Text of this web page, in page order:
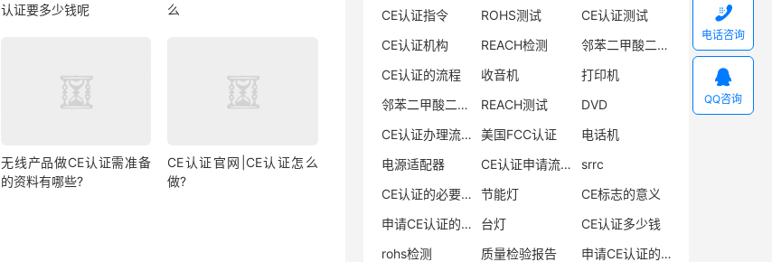
认证要多少钱呢
么
无线产品做CE认证需准备
的资料有哪些?
CE认证官网|CE认证怎么
做?
CE认证指令
ROHS测试
CE认证测试
CE认证机构
REACH检测
邻苯二甲酸二异丁酯
CE认证的流程
收音机
打印机
邻苯二甲酸二丁酯
REACH测试
DVD
CE认证办理流程
美国FCC认证
电话机
电源适配器
CE认证申请流程
srrc
CE认证的必要性
节能灯
CE标志的意义
申请CE认证的必要性
台灯
CE认证多少钱
rohs检测
质量检验报告 申请CE认证的好处

电话咨询

QQ咨询